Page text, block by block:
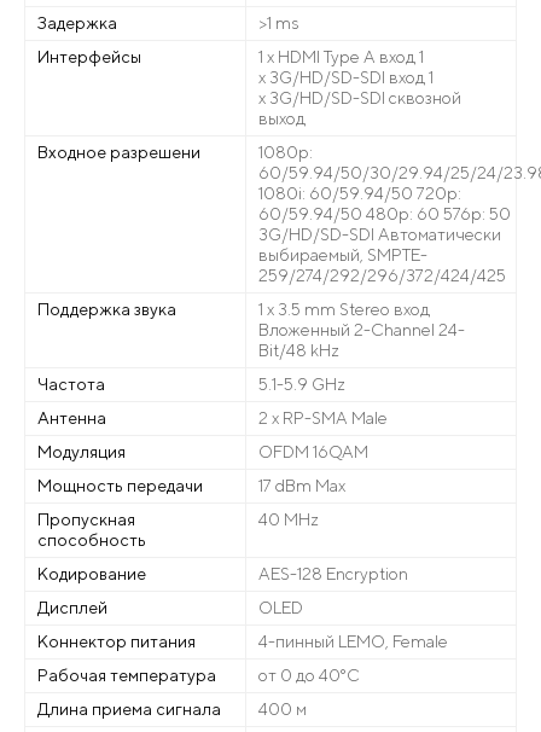
Задержка
>1 ms
Интерфейсы
1 x HDMI Type A вход 1
x 3G/HD/SD-SDI вход 1
x 3G/HD/SD-SDI сквозной
выход
Входное разрешени
1080p:
60/59.94/50/30/29.94/25/24/
1080i: 60/59.94/50 720p:
60/59.94/50 480p: 60 576p: 50
3G/HD/SD-SDI Автоматически
выбираемый, SMPTE-
259/274/292/296/372/424/425
Поддержка звука
1 x 3.5 mm Stereo вход
Вложенный 2-Channel 24-
Bit/48 kHz
Частота
5.1-5.9 GHz
Антенна
2 x RP-SMA Male
Модуляция
OFDM 16QAM
Мощность передачи
17 dBm Max
Пропускная
способность
40 MHz
Кодирование
AES-128 Encryption
Дисплей
OLED
Коннектор питания
4-пинный LEMO, Female
Рабочая температура
от 0 до 40°C
Длина приема сигнала
400 м